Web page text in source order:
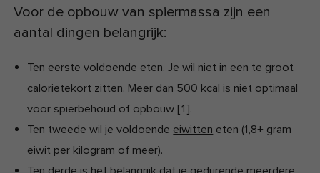
Voor de opbouw van spiermassa zijn een
aantal dingen belangrijk:
Ten eerste voldoende eten. Je wil niet in een te groot
calorietekort zitten. Meer dan 500 kcal is niet optimaal
voor spierbehoud of opbouw [1].
Ten tweede wil je voldoende eiwitten eten (1,8+ gram
eiwit per kilogram of meer).